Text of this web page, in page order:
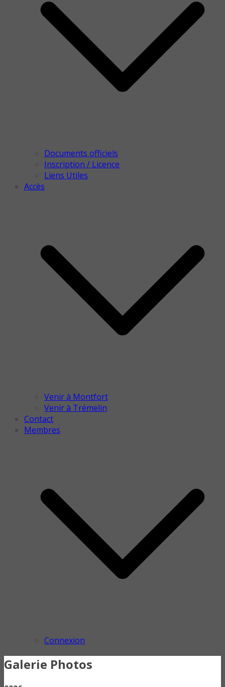
Documents officiels
Inscription / Licence
Liens Utiles
Accès
Venir à Montfort
Venir à Trémelin
Contact
Membres
Connexion
Galerie Photos